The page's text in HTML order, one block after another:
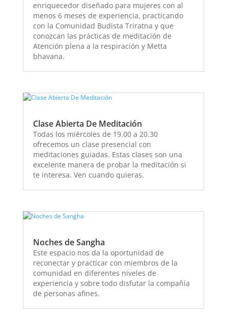
enriquecedor diseñado para mujeres con al
menos 6 meses de experiencia, practicando
con la Comunidad Budista Triratna y que
conozcan las prácticas de meditación de
Atención plena a la respiración y Metta
bhavana.
Clase Abierta De Meditación
Todas los miércoles de 19.00 a 20.30
ofrecemos un clase presencial con
meditaciones guiadas. Estas clases son una
excelente manera de probar la meditación si
te interesa. Ven cuando quieras.
Noches de Sangha
Este espacio nos da la oportunidad de
reconectar y practicar con miembros de la
comunidad en diferentes niveles de
experiencia y sobre todo disfutar la compañía
de personas afines.